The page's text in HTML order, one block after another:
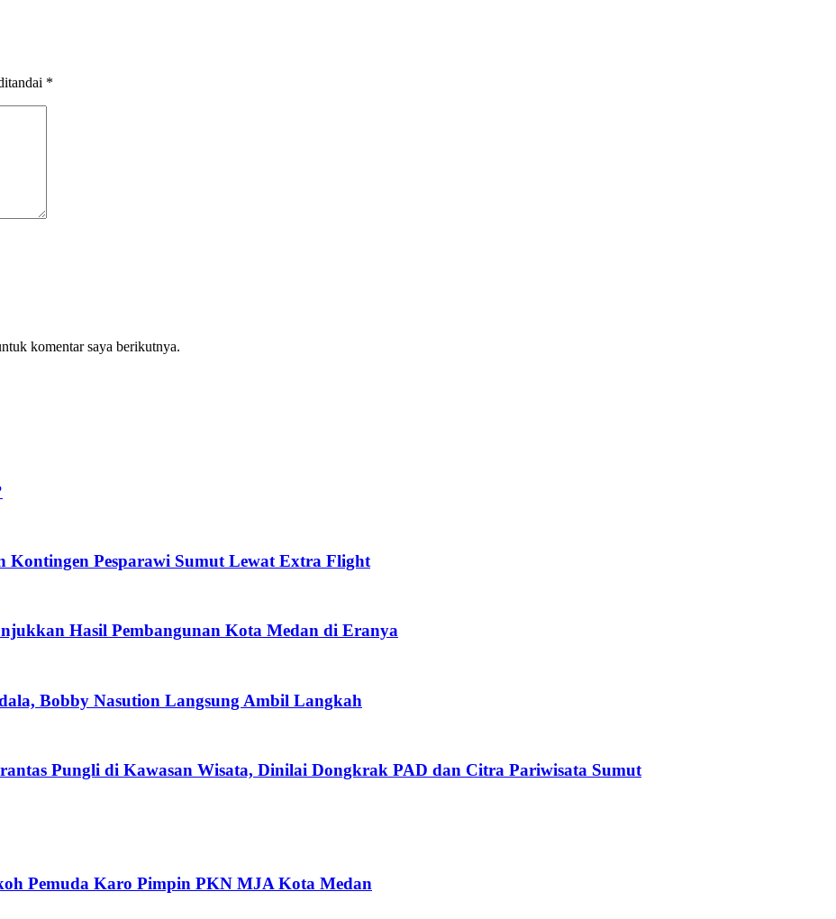
*
komentar saya berikutnya.
Pesparawi Sumut Lewat Extra Flight
Hasil Pembangunan Kota Medan di Eranya
Bobby Nasution Langsung Ambil Langkah
Pungli di Kawasan Wisata, Dinilai Dongkrak PAD dan Citra Pariwisata Sumut
Pemuda Karo Pimpin PKN MJA Kota Medan